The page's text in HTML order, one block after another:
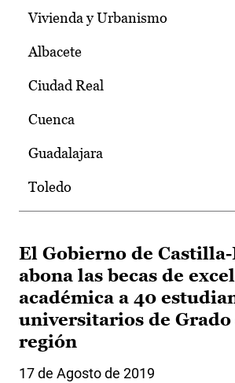
Vivienda y Urbanismo
Albacete
Ciudad Real
Cuenca
Guadalajara
Toledo
El Gobierno de
abona las becas de
académica a 40
universitarios de Grado
región
17 de Agosto de 2019